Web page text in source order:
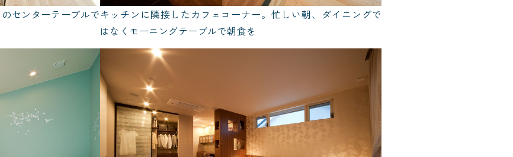
センターテーブルでキッチンに隣接したカフェコーナー。忙しい朝、ダイニングで
はなくモーニングテーブルで朝食を